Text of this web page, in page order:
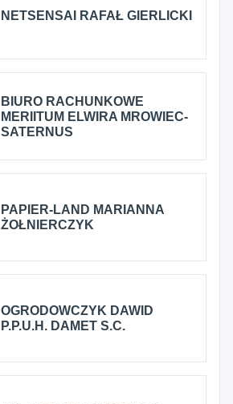
NETSENSAI RAFAŁ GIERLICKI
BIURO RACHUNKOWE
MERIITUM ELWIRA MROWIEC-
SATERNUS
PAPIER-LAND MARIANNA
ŻOŁNIERCZYK
OGRODOWCZYK DAWID
P.P.U.H. DAMET S.C.